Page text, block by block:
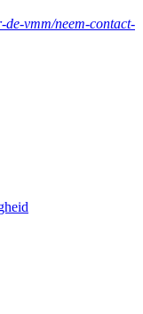
vmm/neem-contact-